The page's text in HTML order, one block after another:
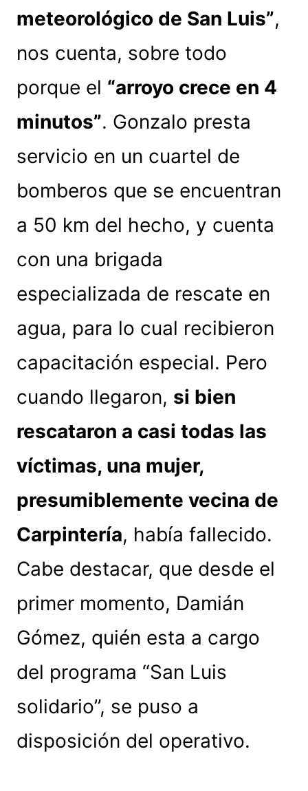
meteorológico de San Luis”,
nos cuenta, sobre todo
porque el “arroyo crece en 4
minutos”. Gonzalo presta
servicio en un cuartel de
bomberos que se encuentran
a 50 km del hecho, y cuenta
con una brigada
especializada de rescate en
agua, para lo cual recibieron
capacitación especial. Pero
cuando llegaron, si bien
rescataron a casi todas las
víctimas, una mujer,
presumiblemente vecina de
Carpintería, había fallecido.
Cabe destacar, que desde el
primer momento, Damián
Gómez, quién esta a cargo
del programa “San Luis
solidario”, se puso a
disposición del operativo.